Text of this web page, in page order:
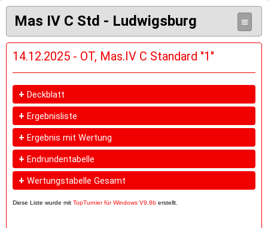
Mas IV C Std - Ludwigsburg ≡
14.12.2025 - OT, Mas.IV C Standard "1"
+ Deckblatt
+ Ergebnisliste
+ Ergebnis mit Wertung
+ Endrundentabelle
+ Wertungstabelle Gesamt
Diese Liste wurde mit TopTurnier für Windows V9.8b erstellt.